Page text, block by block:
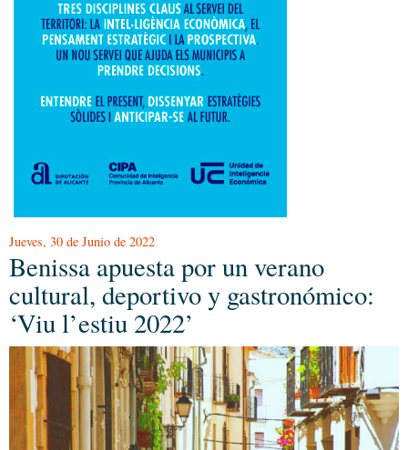
Jueves, 30 de Junio de 2022
Benissa apuesta por un verano
cultural, deportivo y gastronómico:
‘Viu l’estiu 2022’